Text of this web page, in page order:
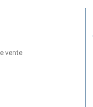
vente